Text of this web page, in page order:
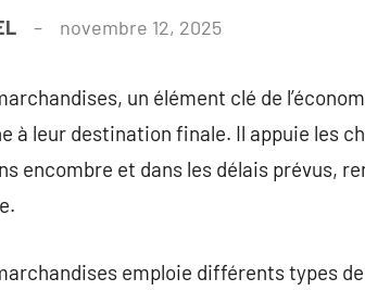
novembre 12, 2025
un élément clé de
à leur destination finale. Il appuie les
encombre et dans les délais prévus,
emploie différents types